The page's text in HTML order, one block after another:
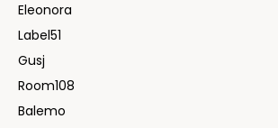
Eleonora
Label51
Gusj
Room108
Balemo